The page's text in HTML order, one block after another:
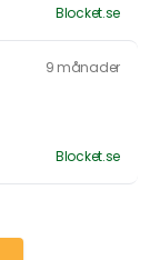
Blocket.se
9 månader
Blocket.se